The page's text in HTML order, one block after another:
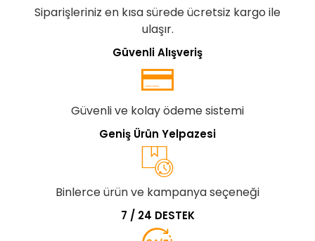
Siparişleriniz en kısa sürede ücretsiz kargo ile
ulaşır.
Güvenli Alışveriş
Güvenli ve kolay ödeme sistemi
Geniş Ürün Yelpazesi
Binlerce ürün ve kampanya seçeneği
7 / 24 DESTEK